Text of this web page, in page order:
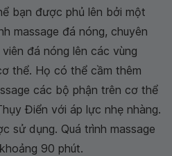
bạn được phủ lên bởi một
massage đá nóng, chuyên
đá nóng lên các vùng
thể. Họ có thể cầm thêm
các bộ phận trên cơ thể
Điển với áp lực nhẹ nhàng.
sử dụng. Quá trình massage
90 phút.